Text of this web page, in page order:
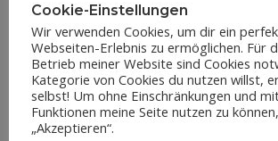
Cookie-Einstellungen
Wir verwenden Cookies, um dir ein
Webseiten-Erlebnis zu ermöglichen. Für
Betrieb meiner Website sind Cookies
Kategorie von Cookies du nutzen willst,
selbst! Um ohne Einschränkungen und
Funktionen meine Seite nutzen zu
„Akzeptieren“.